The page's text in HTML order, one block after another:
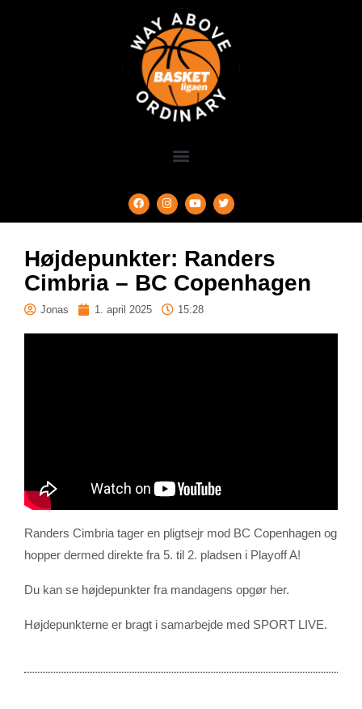
Højdepunkter: Randers
Cimbria – BC Copenhagen
Jonas 1. april 2025 15:28
Randers Cimbria tager en pligtsejr mod BC Copenhagen og
hopper dermed direkte fra 5. til 2. pladsen i Playoff A!
Du kan se højdepunkter fra mandagens opgør her.
Højdepunkterne er bragt i samarbejde med SPORT LIVE.